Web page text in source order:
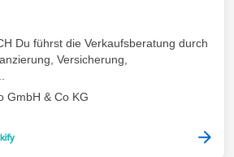
Du führst die Verkaufsberatung durch
Versicherung,
GmbH & Co KG